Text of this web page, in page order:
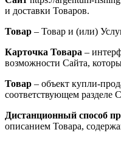
и доставки Товаров.
Товар – Товар и (или)
Карточка Товара –
возможности Сайта,
Товар – объект купли-
соответствующем разделе
Дистанционный способ
описанием Товара,